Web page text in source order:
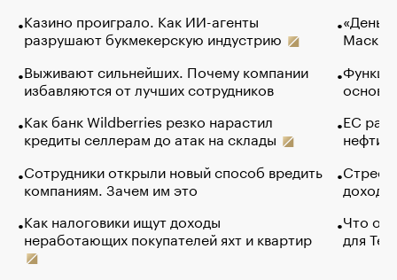
Казино проиграло. Как ИИ-агенты
разрушают букмекерскую индустрию
Выживают сильнейших. Почему компании
избавляются от лучших сотрудников
Как банк Wildberries резко нарастил
кредиты селлерам до атак на склады
Сотрудники открыли новый способ вредить
компаниям. Зачем им это
Как налоговики ищут доходы
неработающих покупателей яхт и квартир
Маск в
основ
ЕС
нефти
Что
для